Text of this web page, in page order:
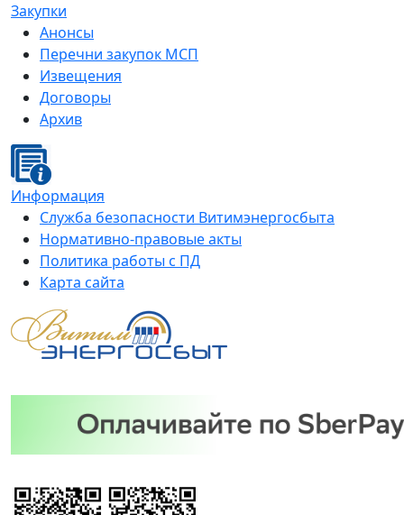
Закупки
Анонсы
Перечни закупок МСП
Извещения
Договоры
Архив
Информация
Служба безопасности Витимэнергосбыта
Нормативно-правовые акты
Политика работы с ПД
Карта сайта